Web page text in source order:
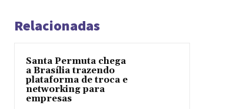
Relacionadas
Santa Permuta chega
a Brasília trazendo
plataforma de troca e
networking para
empresas